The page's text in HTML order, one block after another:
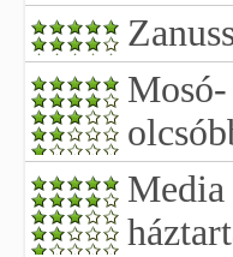
Mosó-
Media